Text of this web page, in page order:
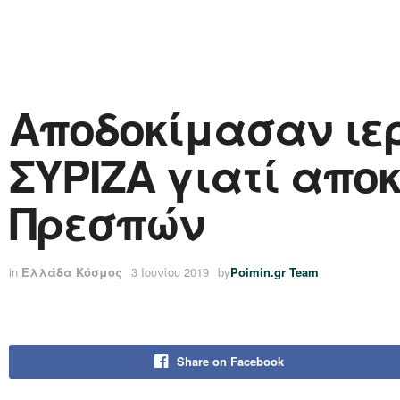
Αποδοκίμασαν
ΣΥΡΙΖΑ γιατί
Πρεσπών
in Ελλάδα Κόσμος 3 Ιουνίου 2019 byPoimin.gr Team
Share on Facebook